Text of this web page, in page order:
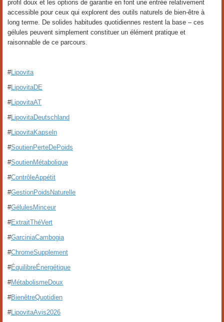
profil doux et les options de garantie en font une entrée relativement
accessible pour ceux qui explorent des outils naturels de bien-être à
long terme. De solides habitudes quotidiennes restent la base – ces
gélules peuvent simplement constituer un élément pratique et
raisonnable de ce parcours.
#Lipovita
#LipovitaDE
#LipovitaAT
#LipovitaDeutschland
#LipovitaKapseln
#SoutienPerteDePoids
#SoutienMétabolique
#ContrôleAppétit
#GestionPoidsNaturelle
#GélulesMinceur
#ExtraitThéVert
#GarciniaCambogia
#ChromeSupplement
#ÉquilibreÉnergétique
#MétabolismeDoux
#BienêtreQuotidien
#LipovitaAvis2026